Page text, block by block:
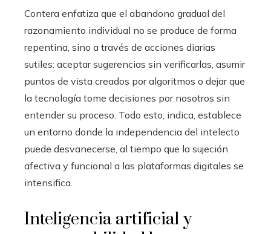
Contera enfatiza que el abandono gradual del
razonamiento individual no se produce de forma
repentina, sino a través de acciones diarias
sutiles: aceptar sugerencias sin verificarlas, asumir
puntos de vista creados por algoritmos o dejar que
la tecnología tome decisiones por nosotros sin
entender su proceso. Todo esto, indica, establece
un entorno donde la independencia del intelecto
puede desvanecerse, al tiempo que la sujeción
afectiva y funcional a las plataformas digitales se
intensifica.
Inteligencia artificial y